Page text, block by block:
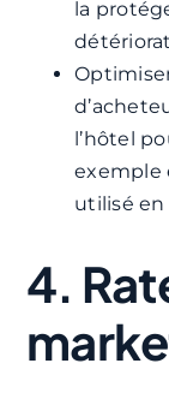
la
l’hôtel
exemple
utilisé en
4.